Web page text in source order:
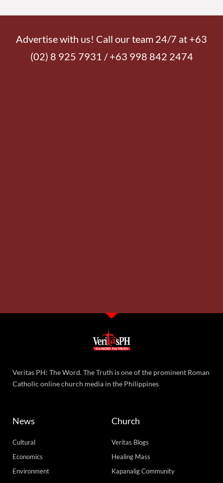
Advertise with us! Call our team 24/7 at +63
(02) 8 925 7931 / +63 998 842 2474
Veritas PH: The Word. The Truth is one of the prominent Roman
Catholic online church media in the Philippines
News
Cultural
Economics
Environment
Church
Veritas Blogs
Healing Mass
Kapanalig Community